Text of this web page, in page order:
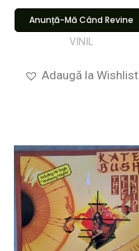
Anunță-Mă Când Revine
VINIL
Adaugă la Wishlist